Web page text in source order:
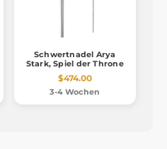
Schwertnadel Arya
Stark, Spiel der Throne
$474.00
3-4 Wochen